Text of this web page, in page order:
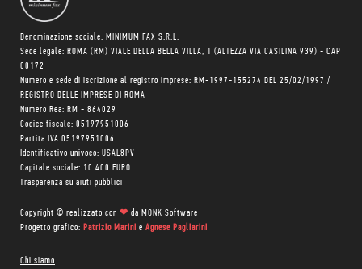
Denominazione sociale: MINIMUM FAX S.R.L.
Sede legale: ROMA (RM) VIALE DELLA BELLA VILLA, 1 (ALTEZZA VIA CASILINA 939) - CAP
00172
Numero e sede di iscrizione al registro imprese: RM-1997-155274 DEL 25/02/1997 /
REGISTRO DELLE IMPRESE DI ROMA
Numero Rea: RM - 864029
Codice fiscale: 05197951006
Partita IVA 05197951006
Identificativo univoco: USAL8PV
Capitale sociale: 10.400 EURO
Trasparenza su aiuti pubblici
Copyright © realizzato con ❤ da MONK Software
Progetto grafico: Patrizio Marini e Agnese Pagliarini
Chi siamo